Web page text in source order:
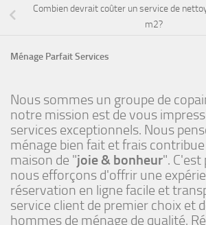
Combien devrait coûter un service de
m2?
Ménage Parfait Services
Nous sommes un groupe de
notre mission est de vous
services exceptionnels. Nous
ménage bien fait et frais
maison de "joie & bonheur".
nous efforçons d'offrir une
réservation en ligne facile et
service client de premier choix et
hommes de ménage de qualité.